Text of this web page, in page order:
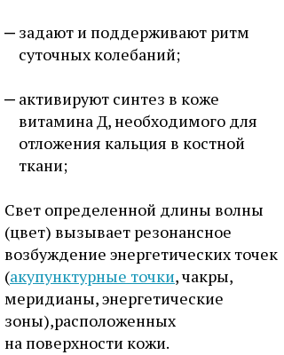
задают и поддерживают ритм
суточных колебаний;
активируют синтез в коже
витамина Д, необходимого для
отложения кальция в костной
ткани;
Свет определенной длины волны
(цвет) вызывает резонансное
возбуждение энергетических точек
(акупунктурные точки, чакры,
меридианы, энергетические
зоны),расположенных
на поверхности кожи.